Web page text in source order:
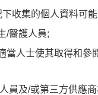
收集的個人資料可
/醫護人員;
當人士使其取得和參
員及/或第三方供應